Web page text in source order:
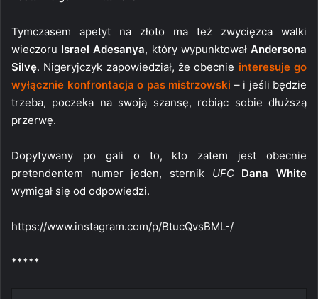
Tymczasem apetyt na złoto ma też zwycięzca walki
wieczoru Israel Adesanya, który wypunktowałAndersona
Silvę. Nigeryjczyk zapowiedział, że obecnie interesuje go
wyłącznie konfrontacja o pas mistrzowski – i jeśli będzie
trzeba, poczeka na swoją szansę, robiąc sobie dłuższą
przerwę.
Dopytywany po gali o to, kto zatem jest obecnie
pretendentem numer jeden, sternik UFC Dana White
wymigał się od odpowiedzi.
https://www.instagram.com/p/BtucQvsBML-/
*****